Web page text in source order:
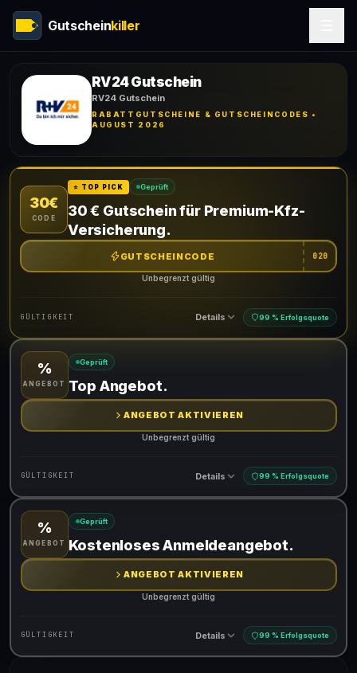
Gutscheinkiller
RV24 Gutschein
RV24 Gutschein
RABATTGUTSCHEINE & GUTSCHEINCODES •
AUGUST 2026
30€
CODE
⭐ TOP PICK Geprüft
30 € Gutschein für Premium-Kfz-
Versicherung.
GUTSCHEINCODE 020
Unbegrenzt gültig
GÜLTIGKEIT Details 99 % Erfolgsquote
Gültig für teilnehmende Produkte
Gib den Code an der Kasse ein, um den Rabatt zu erhalten
%
ANGEBOT
Geprüft
Top Angebot.
ANGEBOT AKTIVIEREN
Unbegrenzt gültig
GÜLTIGKEIT Details 99 % Erfolgsquote
Gültig für teilnehmende Produkte
%
ANGEBOT
Geprüft
Kostenloses Anmeldeangebot.
ANGEBOT AKTIVIEREN
Unbegrenzt gültig
GÜLTIGKEIT Details 99 % Erfolgsquote